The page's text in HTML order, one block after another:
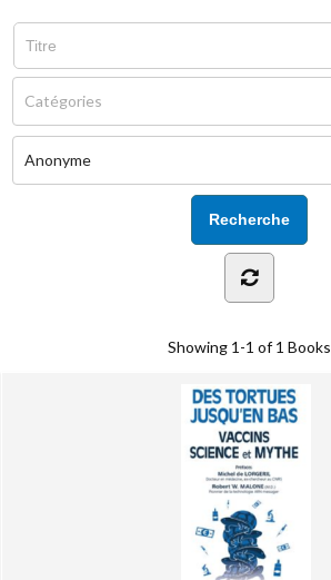
Anonyme
Showing 1-1 of 1 Books